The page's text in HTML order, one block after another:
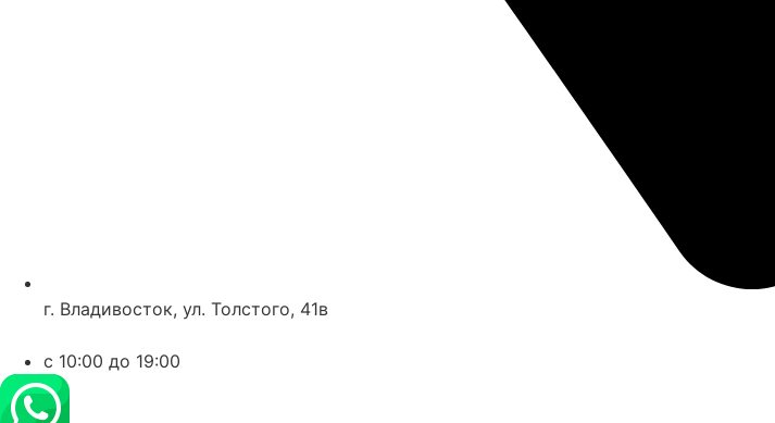
г. Владивосток, ул. Толстого, 41в
c 10:00 до 19:00